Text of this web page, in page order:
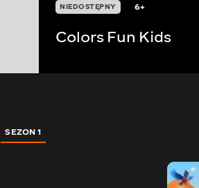
NIEDOSTĘPNY 6+
Colors Fun Kids
SEZON 1